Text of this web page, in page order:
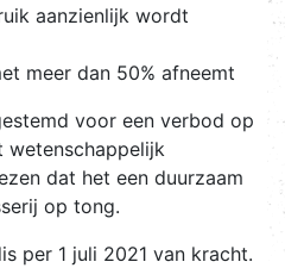
aanzienlijk wordt
meer dan 50% afneemt
voor een verbod op
wetenschappelijk
dat het een duurzaam
op tong.
per 1 juli 2021 van kracht.